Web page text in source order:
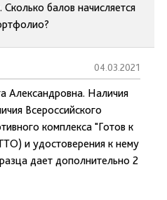
балов начисляется
04.03.2021
Александровна. Наличия
Всероссийского
комплекса "Готов к
и удостоверения к нему
дает дополнительно 2